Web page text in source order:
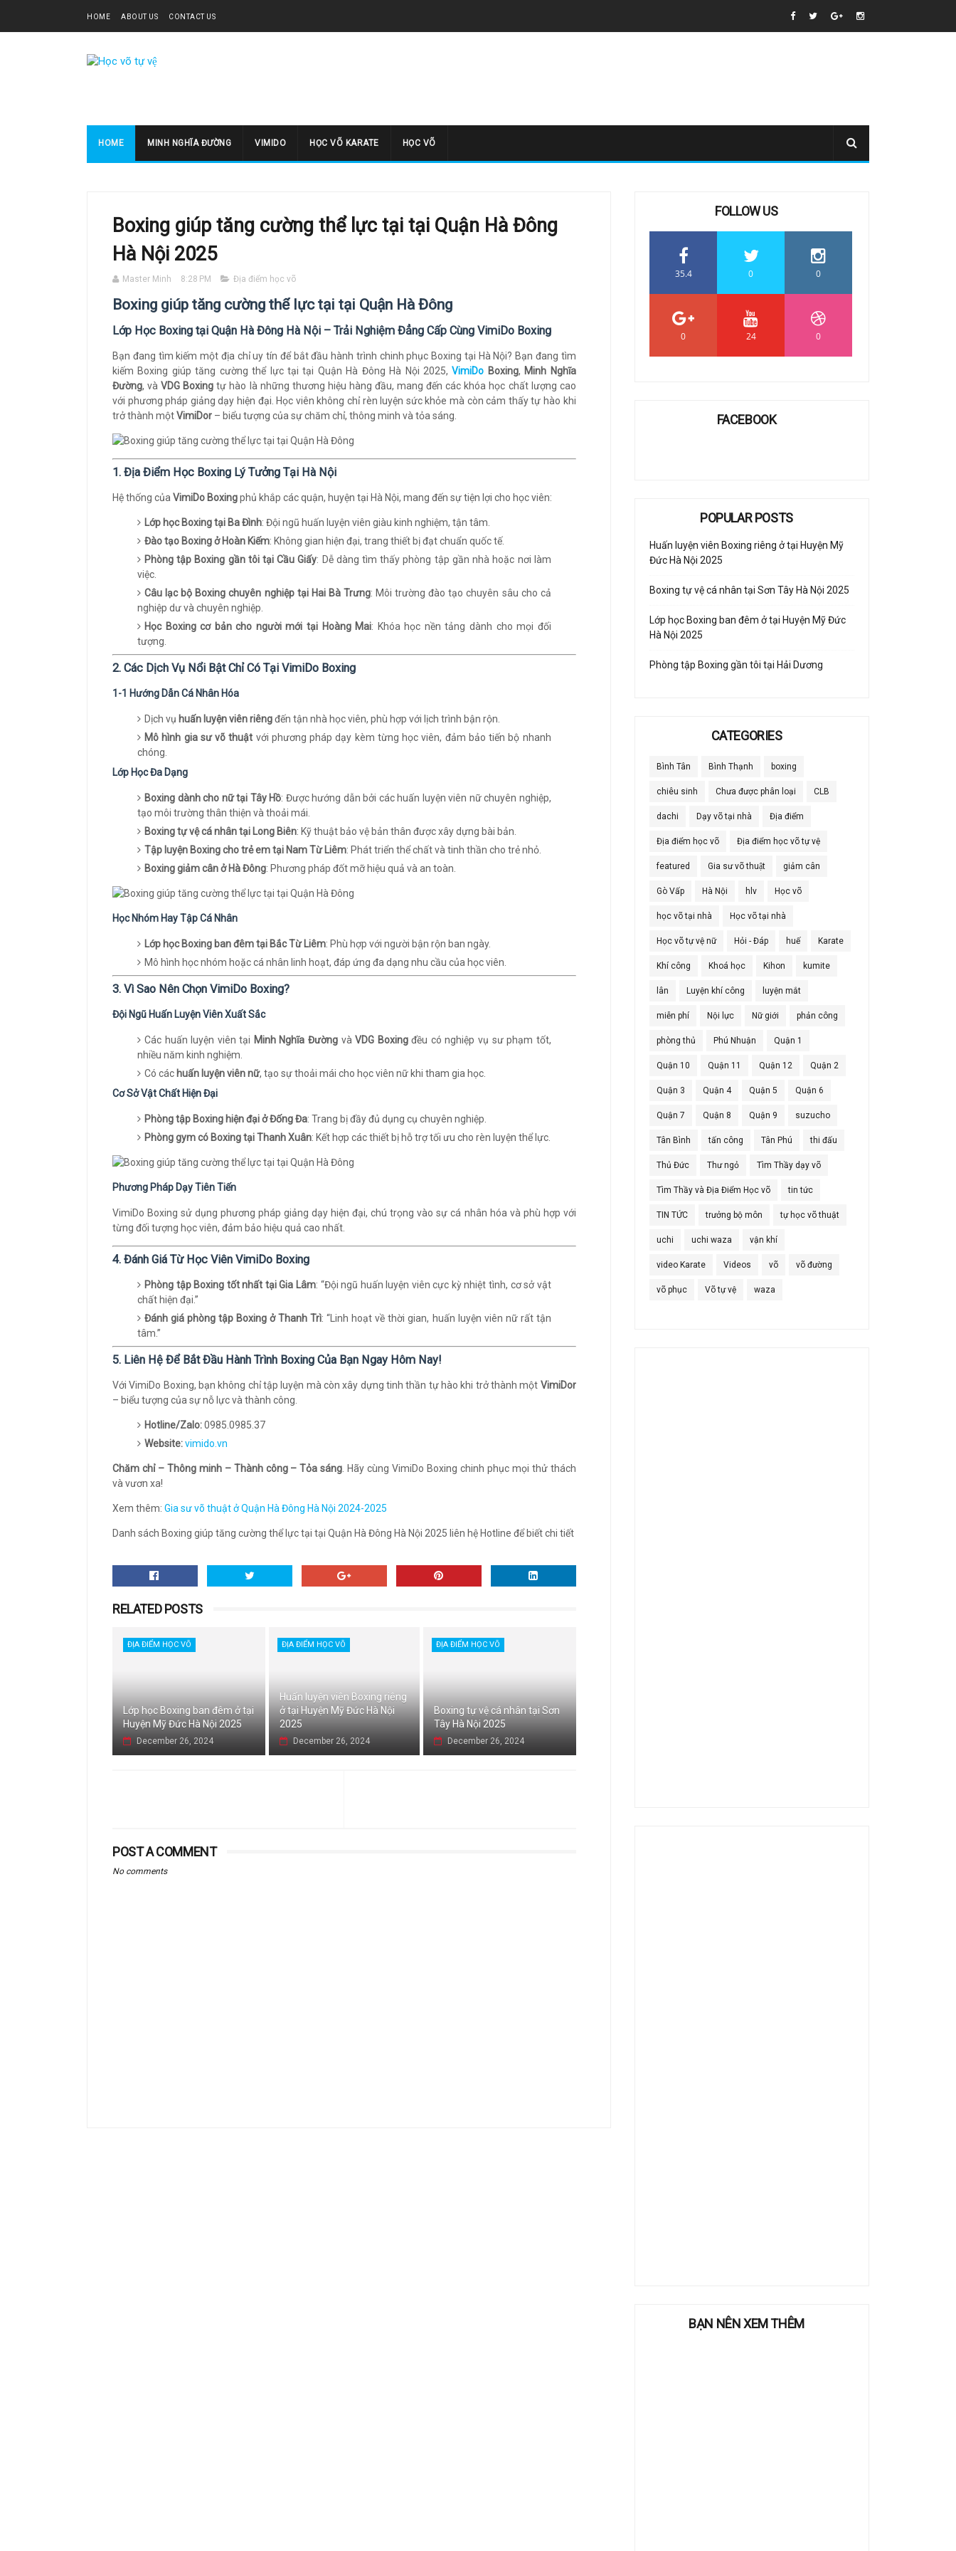
HOME ABOUT US CONTACT US
HOME MINH NGHĨA ĐƯỜNG VIMIDO HỌC VÕ KARATE HỌC VÕ
Boxing giúp tăng cường thể lực tại tại Quận Hà Đông
Hà Nội 2025
Master Minh 8:28 PM Địa điểm học võ
Boxing giúp tăng cường thể lực tại tại Quận Hà Đông
Lớp Học Boxing tại Quận Hà Đông Hà Nội – Trải Nghiệm Đẳng Cấp Cùng VimiDo Boxing
Bạn đang tìm kiếm một địa chỉ uy tín để bắt đầu hành trình chinh phục Boxing tại Hà Nội? Bạn đang tìm
kiếm Boxing giúp tăng cường thể lực tại tại Quận Hà Đông Hà Nội 2025,VimiDo Boxing, Minh Nghĩa
Đường, vàVDG Boxing tự hào là những thương hiệu hàng đầu, mang đến các khóa học chất lượng cao
với phương pháp giảng dạy hiện đại. Học viên không chỉ rèn luyện sức khỏe mà còn cảm thấy tự hào khi
trở thành mộtVimiDor – biểu tượng của sự chăm chỉ, thông minh và tỏa sáng.
1. Địa Điểm Học Boxing Lý Tưởng Tại Hà Nội
Hệ thống của VimiDo Boxingphủ khắp các quận, huyện tại Hà Nội, mang đến sự tiện lợi cho học viên:
Lớp học Boxing tại Ba Đình: Đội ngũ huấn luyện viên giàu kinh nghiệm, tận tâm.
Đào tạo Boxing ở Hoàn Kiếm: Không gian hiện đại, trang thiết bị đạt chuẩn quốc tế.
Phòng tập Boxing gần tôi tại Cầu Giấy: Dễ dàng tìm thấy phòng tập gần nhà hoặc nơi làm
việc.
Câu lạc bộ Boxing chuyên nghiệp tại Hai Bà Trưng: Môi trường đào tạo chuyên sâu cho cả
nghiệp dư và chuyên nghiệp.
Học Boxing cơ bản cho người mới tại Hoàng Mai: Khóa học nền tảng dành cho mọi đối
tượng.
2. Các Dịch Vụ Nổi Bật Chỉ Có Tại VimiDo Boxing
1-1 Hướng Dẫn Cá Nhân Hóa
Dịch vụ huấn luyện viên riêngđến tận nhà học viên, phù hợp với lịch trình bận rộn.
Mô hình gia sư võ thuật với phương pháp dạy kèm từng học viên, đảm bảo tiến bộ nhanh
chóng.
Lớp Học Đa Dạng
Boxing dành cho nữ tại Tây Hồ: Được hướng dẫn bởi các huấn luyện viên nữ chuyên nghiệp,
tạo môi trường thân thiện và thoải mái.
Boxing tự vệ cá nhân tại Long Biên: Kỹ thuật bảo vệ bản thân được xây dựng bài bản.
Tập luyện Boxing cho trẻ em tại Nam Từ Liêm: Phát triển thể chất và tinh thần cho trẻ nhỏ.
Boxing giảm cân ở Hà Đông: Phương pháp đốt mỡ hiệu quả và an toàn.
Học Nhóm Hay Tập Cá Nhân
Lớp học Boxing ban đêm tại Bắc Từ Liêm: Phù hợp với người bận rộn ban ngày.
Mô hình học nhóm hoặc cá nhân linh hoạt, đáp ứng đa dạng nhu cầu của học viên.
3. Vì Sao Nên Chọn VimiDo Boxing?
Đội Ngũ Huấn Luyện Viên Xuất Sắc
Các huấn luyện viên tại Minh Nghĩa Đường vàVDG Boxingđều có nghiệp vụ sư phạm tốt,
nhiều năm kinh nghiệm.
Có các huấn luyện viên nữ, tạo sự thoải mái cho học viên nữ khi tham gia học.
Cơ Sở Vật Chất Hiện Đại
Phòng tập Boxing hiện đại ở Đống Đa: Trang bị đầy đủ dụng cụ chuyên nghiệp.
Phòng gym có Boxing tại Thanh Xuân: Kết hợp các thiết bị hỗ trợ tối ưu cho rèn luyện thể lực.
Phương Pháp Dạy Tiên Tiến
VimiDo Boxing sử dụng phương pháp giảng dạy hiện đại, chú trọng vào sự cá nhân hóa và phù hợp với
từng đối tượng học viên, đảm bảo hiệu quả cao nhất.
4. Đánh Giá Từ Học Viên VimiDo Boxing
Phòng tập Boxing tốt nhất tại Gia Lâm: “Đội ngũ huấn luyện viên cực kỳ nhiệt tình, cơ sở vật
chất hiện đại.”
Đánh giá phòng tập Boxing ở Thanh Trì: “Linh hoạt về thời gian, huấn luyện viên nữ rất tận
tâm.”
5. Liên Hệ Để Bắt Đầu Hành Trình Boxing Của Bạn Ngay Hôm Nay!
Với VimiDo Boxing, bạn không chỉ tập luyện mà còn xây dựng tinh thần tự hào khi trở thành một VimiDor
– biểu tượng của sự nỗ lực và thành công.
Hotline/Zalo:0985.0985.37
Website:vimido.vn
Chăm chỉ – Thông minh – Thành công – Tỏa sáng . Hãy cùng VimiDo Boxing chinh phục mọi thử thách
và vươn xa!
Xem thêm: Gia sư võ thuật ở Quận Hà Đông Hà Nội 2024-2025
Danh sách Boxing giúp tăng cường thể lực tại tại Quận Hà Đông Hà Nội 2025 liên hệ Hotline để biết chi tiết
RELATED POSTS
ĐỊA ĐIỂM HỌC VÕ
Lớp học Boxing ban đêm ở tại
Huyện Mỹ Đức Hà Nội 2025
December 26, 2024
ĐỊA ĐIỂM HỌC VÕ
Huấn luyện viên Boxing riêng
ở tại Huyện Mỹ Đức Hà Nội
2025
December 26, 2024
ĐỊA ĐIỂM HỌC VÕ
Boxing tự vệ cá nhân tại Sơn
Tây Hà Nội 2025
December 26, 2024
POST A COMMENT
No comments
FOLLOW US
35.4 0 0
0 24 0
FACEBOOK
POPULAR POSTS
Huấn luyện viên Boxing riêng ở tại Huyện Mỹ
Đức Hà Nội 2025
Boxing tự vệ cá nhân tại Sơn Tây Hà Nội 2025
Lớp học Boxing ban đêm ở tại Huyện Mỹ Đức
Hà Nội 2025
Phòng tập Boxing gần tôi tại Hải Dương
CATEGORIES
Bình Tân Bình Thạnh boxing
chiêu sinh Chưa được phân loại CLB
dachi Dạy võ tại nhà Địa điểm
Địa điểm học võ Địa điểm học võ tự vệ
featured Gia sư võ thuật giảm cân
Gò Vấp Hà Nội hlv Học võ
học võ tại nhà Học võ tại nhà
Học võ tự vệ nữ Hỏi - Đáp huế Karate
Khí công Khoá học Kihon kumite
lân Luyện khí công luyện mắt
miễn phí Nội lực Nữ giới phản công
phòng thủ Phú Nhuận Quận 1
Quận 10 Quận 11 Quận 12 Quận 2
Quận 3 Quận 4 Quận 5 Quận 6
Quận 7 Quận 8 Quận 9 suzucho
Tân Bình tấn công Tân Phú thi đấu
Thủ Đức Thư ngỏ Tìm Thầy dạy võ
Tìm Thầy và Địa Điểm Học võ tin tức
TIN TỨC trưởng bộ môn tự học võ thuật
uchi uchi waza vận khí
video Karate Videos võ võ đường
võ phục Võ tự vệ waza
BẠN NÊN XEM THÊM